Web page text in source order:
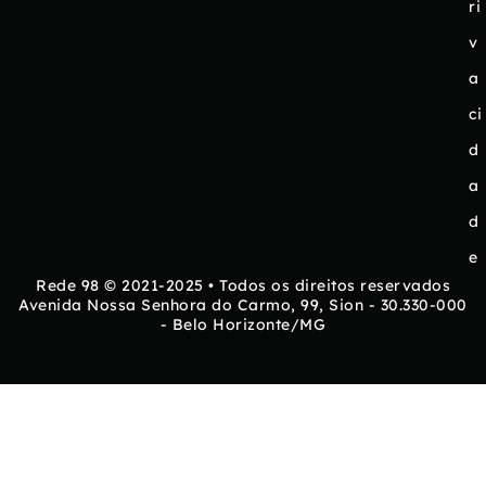
ri
v
a
ci
d
a
d
e
Rede 98 © 2021-2025 • Todos os direitos reservados
Avenida Nossa Senhora do Carmo, 99, Sion - 30.330-000
- Belo Horizonte/MG